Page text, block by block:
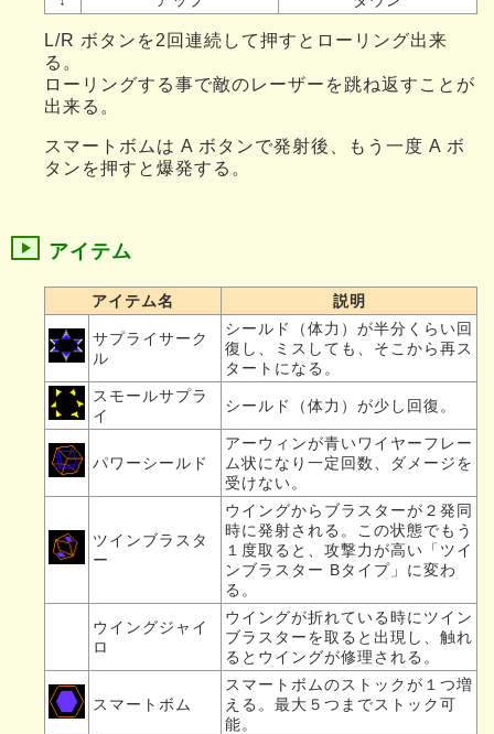
L/R ボタンを2回連続して押すとローリング出来
る。
ローリングする事で敵のレーザーを跳ね返すことが
出来る。
スマートボムは A ボタンで発射後、もう一度 A ボ
タンを押すと爆発する。
アイテム
アイテム名 説明
サプライサーク
ル
シールド（体力）が半分くらい回
復し、ミスしても、そこから再ス
タートになる。
スモールサプラ
イ
シールド（体力）が少し回復。
パワーシールド
アーウィンが青いワイヤーフレー
ム状になり一定回数、ダメージを
受けない。
ツインブラスタ
ー
ウイングからブラスターが２発同
時に発射される。この状態でもう
１度取ると、攻撃力が高い「ツイ
ンブラスター Bタイプ」に変わ
る。
ウイングジャイ
ロ
ウイングが折れている時にツイン
ブラスターを取ると出現し、触れ
るとウイングが修理される。
スマートボム
スマートボムのストックが１つ増
える。最大５つまでストック可
能。